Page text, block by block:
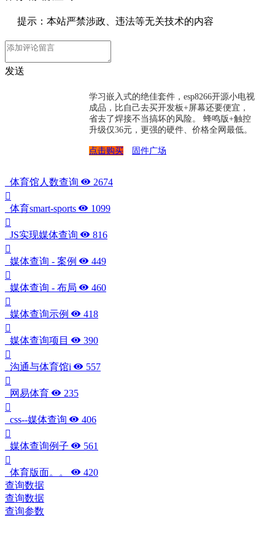
提示：本站严禁涉政、违法等无关技术的内容
发送
学习嵌入式的绝佳套件，esp8266开源小电视
成品，比自己去买开发板+屏幕还要便宜，
省去了焊接不当搞坏的风险。 蜂鸣版+触控
升级仅36元，更强的硬件、价格全网最低。
点击购买 固件广场
体育馆人数查询 2674
体育smart-sports 1099
JS实现媒体查询 816
媒体查询 - 案例 449
媒体查询 - 布局 460
媒体查询示例 418
媒体查询项目 390
沟通与体育馆i 557
网易体育 235
css--媒体查询 406
媒体查询例子 561
体育版面。。
420
查询数据
查询数据
查询参数